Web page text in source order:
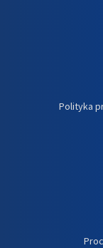
Polityka